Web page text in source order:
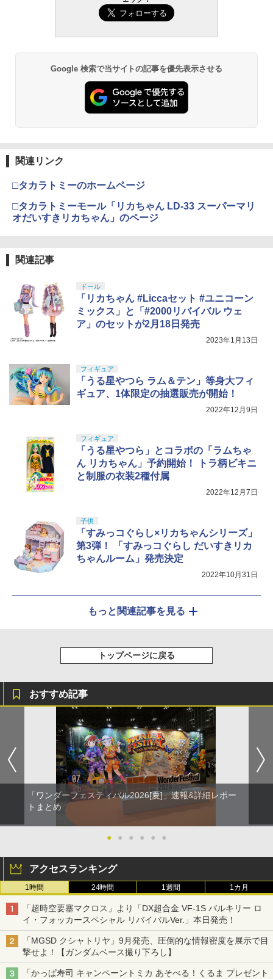
Google 検索で当サイトの記事を優先表示させる
関連リンク
□タカラトミーのホームページ
□タカラトミーモール「リカちゃん LD-33 スーパーマリ
オだいすきリカちゃん」のページ
関連記事
ドール
「リカちゃん #Liccaセット #ユニコーン
ミックス」と「#2000リバイバル ウェ
ア」のセットが2月18日発売
2023年1月13日
フィギュア
「うる星やつら ラム＆テン」等身大フィ
ギュア、1体限定の抽選販売が開始！
2022年12月9日
フィギュア
「うる星やつら」とコラボの「ラムちゃ
ん リカちゃん」予約開始！ トラ柄ビキニ
と制服の衣装2種付属
2022年12月7日
子供
「すみっコぐらし×リカちゃんシリーズ」
第3弾！ 「すみっコぐらし だいすきリカ
ちゃんルーム」発売決定
2022年10月31日
もっと関連記事を見る
トップページに戻る
おすすめ記事
「ワンダーフェスティバル2026[夏]」速報&詳細レポー
トまとめ
● ● ● ● ● ●
アクセスランキング
1時間 24時間 1週間 1カ月
「超時空要塞マクロス」より「DX超合金 VF-1S バルキリー ロ
イ・フォッカースペシャル リバイバルVer.」本日発売！
「MGSD クシャトリヤ」9月発売、圧倒的な情報密度を展示で目
撃せよ！【ガンダムベース撮り下ろし】
「かっぱ寿司 キャンペーントミカ あそべる！くるま プレゼント